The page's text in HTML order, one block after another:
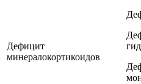
Дефицит
минералокортикоидов